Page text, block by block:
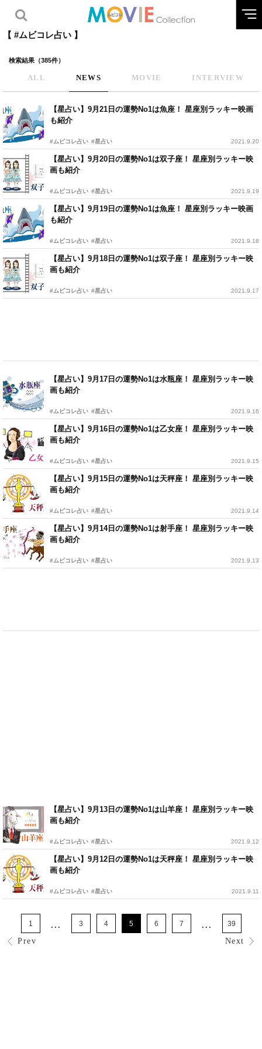
【 #ムビコレ占い 】
検索結果（385件）
ALL NEWS MOVIE INTERVIEW
【星占い】9月21日の運勢No1は魚座！ 星座別ラッキー映画
も紹介
#ムビコレ占い #星占い 2021.9.20
【星占い】9月20日の運勢No1は双子座！ 星座別ラッキー映
画も紹介
#ムビコレ占い #星占い 2021.9.19
【星占い】9月19日の運勢No1は魚座！ 星座別ラッキー映画
も紹介
#ムビコレ占い #星占い 2021.9.18
【星占い】9月18日の運勢No1は双子座！ 星座別ラッキー映
画も紹介
#ムビコレ占い #星占い 2021.9.17
【星占い】9月17日の運勢No1は水瓶座！ 星座別ラッキー映
画も紹介
#ムビコレ占い #星占い 2021.9.16
【星占い】9月16日の運勢No1は乙女座！ 星座別ラッキー映
画も紹介
#ムビコレ占い #星占い 2021.9.15
【星占い】9月15日の運勢No1は天秤座！ 星座別ラッキー映
画も紹介
#ムビコレ占い #星占い 2021.9.14
【星占い】9月14日の運勢No1は射手座！ 星座別ラッキー映
画も紹介
#ムビコレ占い #星占い 2021.9.13
【星占い】9月13日の運勢No1は山羊座！ 星座別ラッキー映
画も紹介
#ムビコレ占い #星占い 2021.9.12
【星占い】9月12日の運勢No1は天秤座！ 星座別ラッキー映
画も紹介
#ムビコレ占い #星占い 2021.9.11
Prev
1 ... 3 4 5 6 7 ... 39
Next